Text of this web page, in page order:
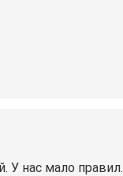
У нас мало правил.